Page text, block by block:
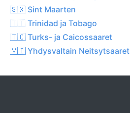
🇸🇽 Sint Maarten
🇹🇹 Trinidad ja Tobago
🇹🇨 Turks- ja Caicossaaret
🇻🇮 Yhdysvaltain Neitsytsaaret